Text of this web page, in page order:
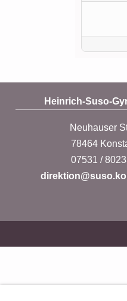
Heinrich-Suso-
Neuhauser
78464
07531 /